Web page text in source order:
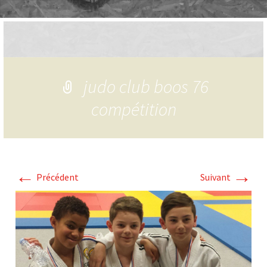
judo club boos 76
compétition
← Précédent Suivant →